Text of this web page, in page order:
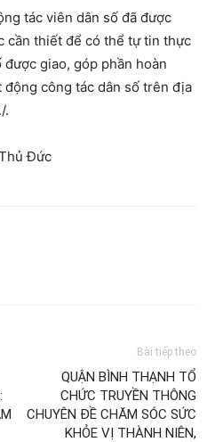
tác viên dân số đã được
cần thiết để có thể tự tin thực
giao, góp phần hoàn
công tác dân số trên địa
.
Đức
Bài tiếp theo
QUẬN BÌNH THẠNH TỔ
CHỨC TRUYỀN THÔNG
CHUYÊN ĐỀ CHĂM SÓC SỨC
KHỎE VỊ THÀNH NIÊN,